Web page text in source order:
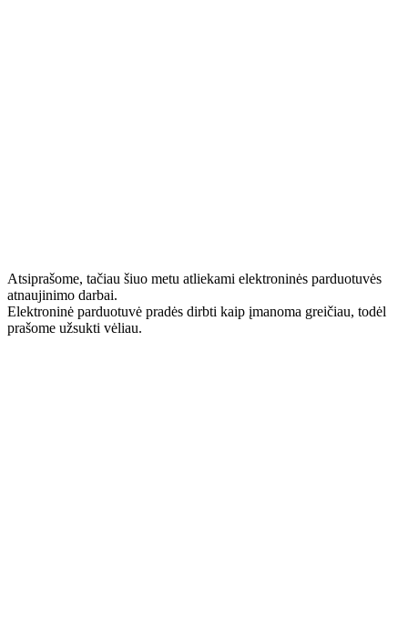
Atsiprašome, tačiau šiuo metu atliekami elektroninės parduotuvės
atnaujinimo darbai.
Elektroninė parduotuvė pradės dirbti kaip įmanoma greičiau, todėl
prašome užsukti vėliau.